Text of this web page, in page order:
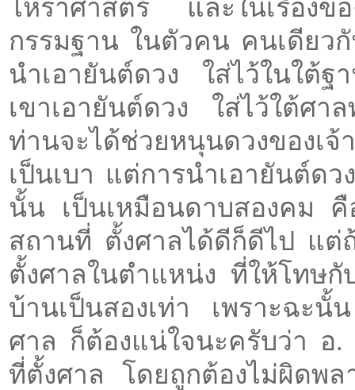
โหราศาสตร์ และในเรื่องข
กรรมฐาน ในตัวคน คนเดีย
นำเอายันต์ดวง ใส่ไว้ในใต้
เขาเอายันต์ดวง ใส่ไว้ใต้ศ
ท่านจะได้ช่วยหนุนดวงของเ
เป็นเบา แต่การนำเอายันต์ด
นั้น เป็นเหมือนดาบสองคม
สถานที่ ตั้งศาลได้ดีก็ดีไป แ
ตั้งศาลในตำแหน่ง ที่ให้โทษกั
บ้านเป็นสองเท่า เพราะฉะนั้
ศาล ก็ต้องแน่ใจนะครับว่า อ
ที่ตั้งศาล โดยถูกต้องไม่ผิดพ